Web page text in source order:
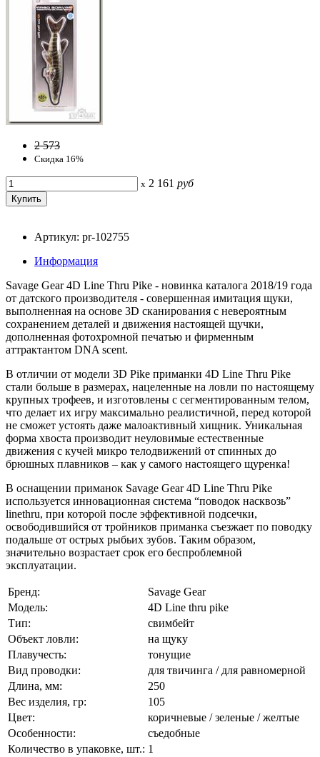
2 573
Скидка 16%
x 2 161 руб
Артикул: pr-102755
Информация
Savage Gear 4D Line Thru Pike - новинка каталога 2018/19 года
от датского производителя - совершенная имитация щуки,
выполненная на основе 3D сканирования с невероятным
сохранением деталей и движения настоящей щучки,
дополненная фотохромной печатью и фирменным
аттрактантом DNA scent.
В отличии от модели 3D Pike приманки 4D Line Thru Pike
стали больше в размерах, нацеленные на ловли по настоящему
крупных трофеев, и изготовлены с сегментированным телом,
что делает их игру максимально реалистичной, перед которой
не сможет устоять даже малоактивный хищник. Уникальная
форма хвоста производит неуловимые естественные
движения с кучей микро телодвижений от спинных до
брюшных плавников – как у самого настоящего щуренка!
В оснащении приманок Savage Gear 4D Line Thru Pike
используется инновационная система “поводок насквозь”
linethru, при которой после эффективной подсечки,
освободившийся от тройников приманка съезжает по поводку
подальше от острых рыбьих зубов. Таким образом,
значительно возрастает срок его беспроблемной
эксплуатации.
Бренд:
Savage Gear
Модель:
4D Line thru pike
Тип:
свимбейт
Объект ловли:
на щуку
Плавучесть:
тонущие
Вид проводки:
для твичинга / для равномерной
Длина, мм:
250
Вес изделия, гр:
105
Цвет:
коричневые / зеленые / желтые
Особенности:
съедобные
Количество в упаковке, шт.: 1